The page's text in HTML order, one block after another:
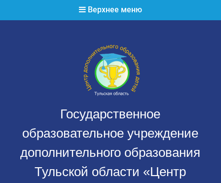
Верхнее меню
Государственное
образовательное учреждение
дополнительного образования
Тульской области «Центр